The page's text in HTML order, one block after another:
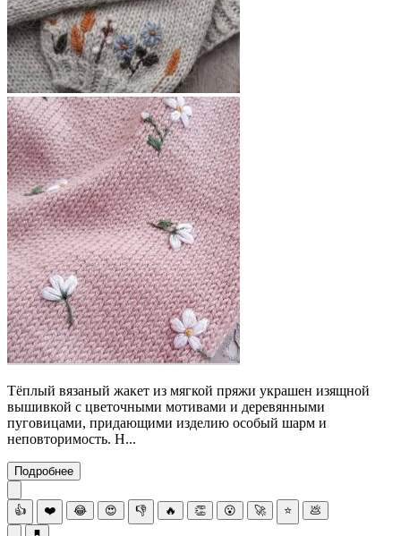
Тёплый вязаный жакет из мягкой пряжи украшен изящной
вышивкой с цветочными мотивами и деревянными
пуговицами, придающими изделию особый шарм и
неповторимость. Н...
Подробнее
👍 ❤️ 😂 😍 👎 🔥 👏 😮 🚀 ⭐ 💩